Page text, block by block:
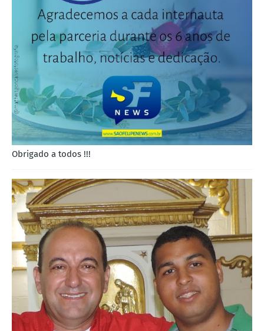
Obrigado a todos !!!